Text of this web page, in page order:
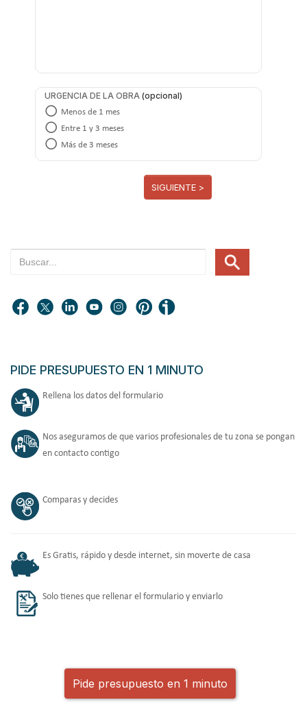
URGENCIA DE LA OBRA
Menos de 1 mes
Entre 1 y 3 meses
Más de 3 meses
SIGUIENTE >
PIDE PRESUPUESTO EN 1 MINUTO
Rellena los datos del formulario
Nos aseguramos de que varios profesionales de tu zona se pongan
en contacto contigo
Comparas y decides
Es Gratis, rápido y desde internet, sin moverte de casa
Solo tienes que rellenar el formulario y enviarlo
Pide presupuesto en 1 minuto